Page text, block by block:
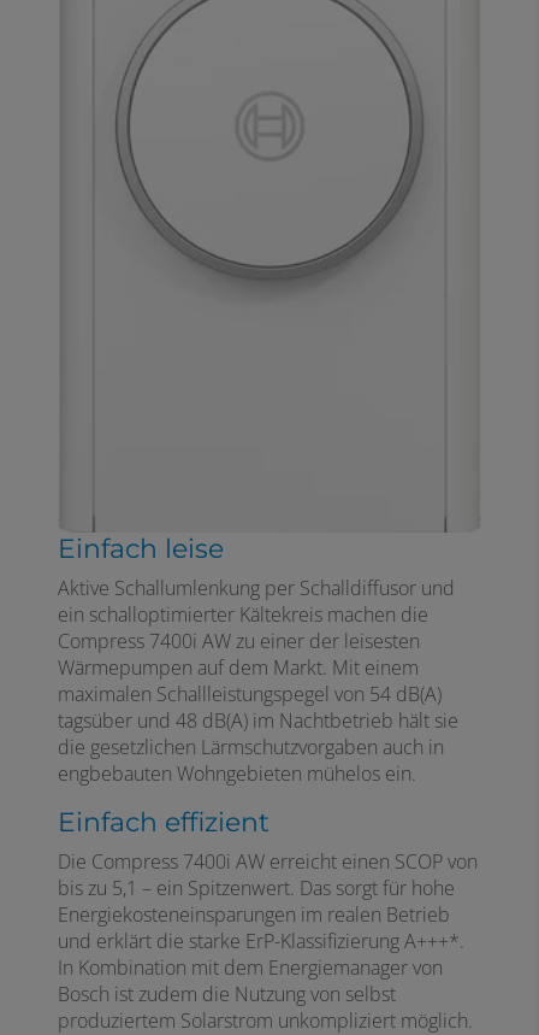
Einfach leise
Aktive Schallumlenkung per Schalldiffusor und
ein schalloptimierter Kältekreis machen die
Compress 7400i AW zu einer der leisesten
Wärmepumpen auf dem Markt. Mit einem
maximalen Schallleistungspegel von 54 dB(A)
tagsüber und 48 dB(A) im Nachtbetrieb hält sie
die gesetzlichen Lärmschutzvorgaben auch in
engbebauten Wohngebieten mühelos ein.
Einfach effizient
Die Compress 7400i AW erreicht einen SCOP von
bis zu 5,1 – ein Spitzenwert. Das sorgt für hohe
Energiekosteneinsparungen im realen Betrieb
und erklärt die starke ErP-Klassifizierung A+++*.
In Kombination mit dem Energiemanager von
Bosch ist zudem die Nutzung von selbst
produziertem Solarstrom unkompliziert möglich.